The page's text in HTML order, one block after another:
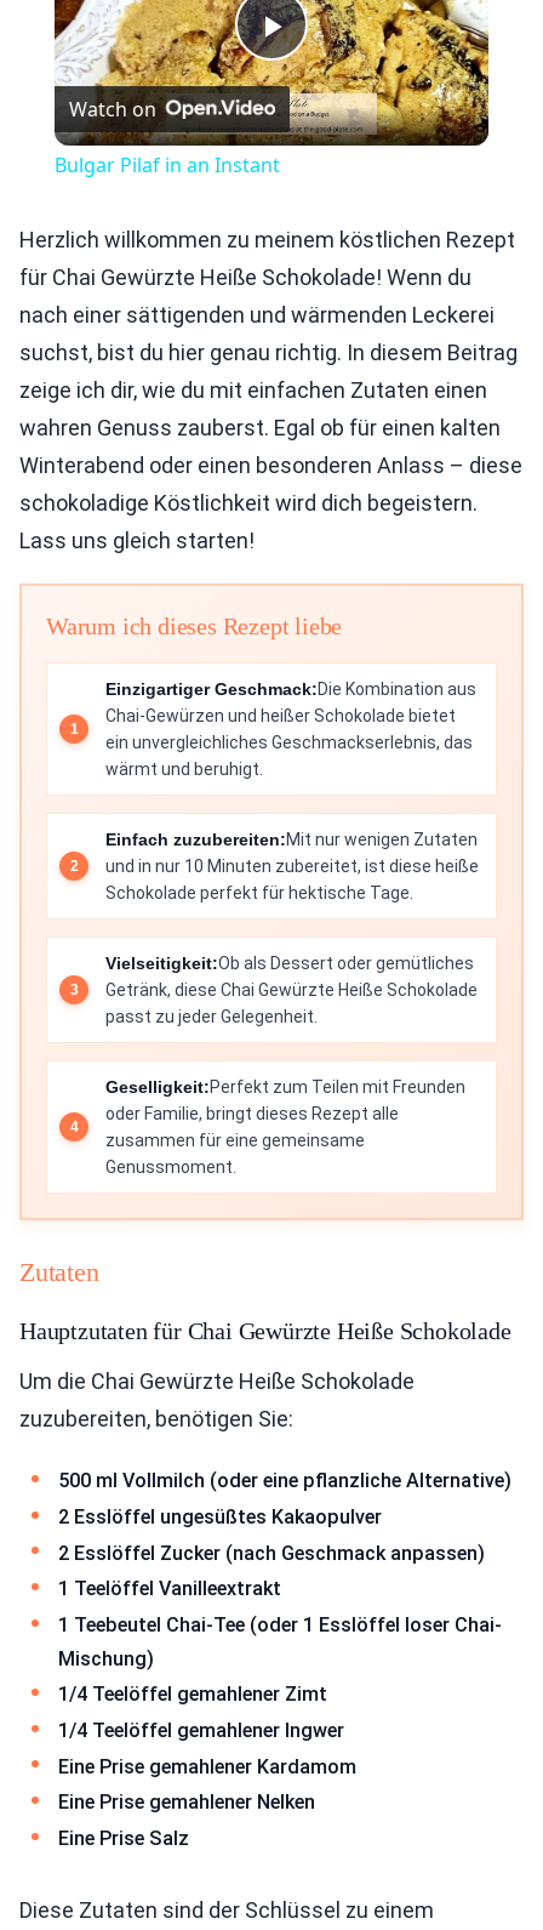
Play
Video
Watch on
Bulgar Pilaf in an Instant
Herzlich willkommen zu meinem köstlichen Rezept
für Chai Gewürzte Heiße Schokolade! Wenn du
nach einer sättigenden und wärmenden Leckerei
suchst, bist du hier genau richtig. In diesem Beitrag
zeige ich dir, wie du mit einfachen Zutaten einen
wahren Genuss zauberst. Egal ob für einen kalten
Winterabend oder einen besonderen Anlass – diese
schokoladige Köstlichkeit wird dich begeistern.
Lass uns gleich starten!
Warum ich dieses Rezept liebe
Einzigartiger Geschmack:Die Kombination aus
Chai-Gewürzen und heißer Schokolade bietet
ein unvergleichliches Geschmackserlebnis, das
wärmt und beruhigt.
Einfach zuzubereiten:Mit nur wenigen Zutaten
und in nur 10 Minuten zubereitet, ist diese heiße
Schokolade perfekt für hektische Tage.
Vielseitigkeit:Ob als Dessert oder gemütliches
Getränk, diese Chai Gewürzte Heiße Schokolade
passt zu jeder Gelegenheit.
Geselligkeit:Perfekt zum Teilen mit Freunden
oder Familie, bringt dieses Rezept alle
zusammen für eine gemeinsame
Genussmoment.
Zutaten
Hauptzutaten für Chai Gewürzte Heiße Schokolade
Um die Chai Gewürzte Heiße Schokolade
zuzubereiten, benötigen Sie:
500 ml Vollmilch (oder eine pflanzliche Alternative)
2 Esslöffel ungesüßtes Kakaopulver
2 Esslöffel Zucker (nach Geschmack anpassen)
1 Teelöffel Vanilleextrakt
1 Teebeutel Chai-Tee (oder 1 Esslöffel loser Chai-
Mischung)
1/4 Teelöffel gemahlener Zimt
1/4 Teelöffel gemahlener Ingwer
Eine Prise gemahlener Kardamom
Eine Prise gemahlener Nelken
Eine Prise Salz
Diese Zutaten sind der Schlüssel zu einem